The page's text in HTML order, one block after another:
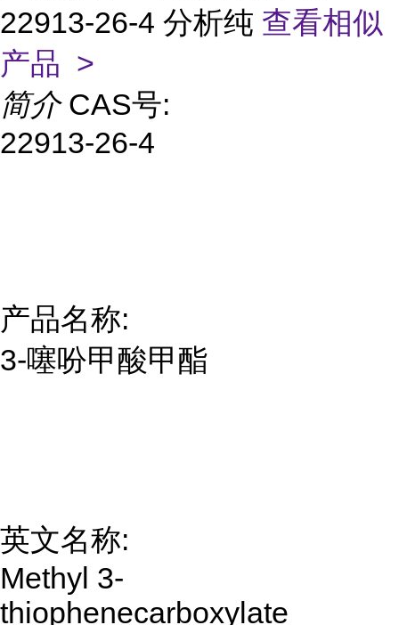
22913-26-4 分析纯 查看相似
产品 >
简介 CAS号:
22913-26-4
产品名称:
3-噻吩甲酸甲酯
英文名称:
Methyl 3-
thiophenecarboxylate